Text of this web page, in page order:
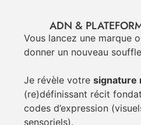
ADN &
Vous lancez une marque
donner un nouveau
Je révèle votresignature
(re)définissant récit
codes d’expression
sensoriels).